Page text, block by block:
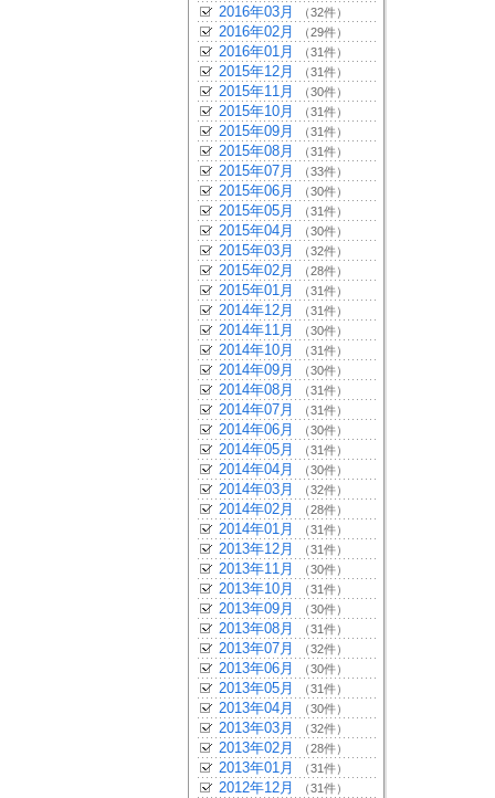
2016年03月 （32件）
2016年02月 （29件）
2016年01月 （31件）
2015年12月 （31件）
2015年11月 （30件）
2015年10月 （31件）
2015年09月 （31件）
2015年08月 （31件）
2015年07月 （33件）
2015年06月 （30件）
2015年05月 （31件）
2015年04月 （30件）
2015年03月 （32件）
2015年02月 （28件）
2015年01月 （31件）
2014年12月 （31件）
2014年11月 （30件）
2014年10月 （31件）
2014年09月 （30件）
2014年08月 （31件）
2014年07月 （31件）
2014年06月 （30件）
2014年05月 （31件）
2014年04月 （30件）
2014年03月 （32件）
2014年02月 （28件）
2014年01月 （31件）
2013年12月 （31件）
2013年11月 （30件）
2013年10月 （31件）
2013年09月 （30件）
2013年08月 （31件）
2013年07月 （32件）
2013年06月 （30件）
2013年05月 （31件）
2013年04月 （30件）
2013年03月 （32件）
2013年02月 （28件）
2013年01月 （31件）
2012年12月 （31件）